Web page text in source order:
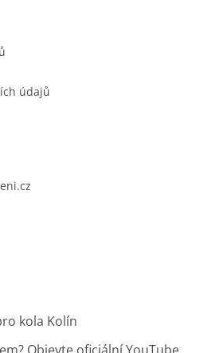
údajů
kola Kolín
Objevte oficiální YouTube